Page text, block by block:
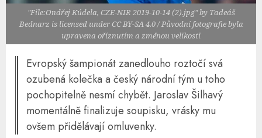
"File:Ondřej Kúdela, CZE-NIR 2019-10-14 (2).jpg" by Tadeáš
Bednarz is licensed under CC BY-SA 4.0 / Původní fotografie byla
upravena oříznutím a změnou velikosti
Evropský šampionát zanedlouho roztočí svá
ozubená kolečka a český národní tým u toho
pochopitelně nesmí chybět. Jaroslav Šilhavý
momentálně finalizuje soupisku, vrásky mu
ovšem přidělávají omluvenky.